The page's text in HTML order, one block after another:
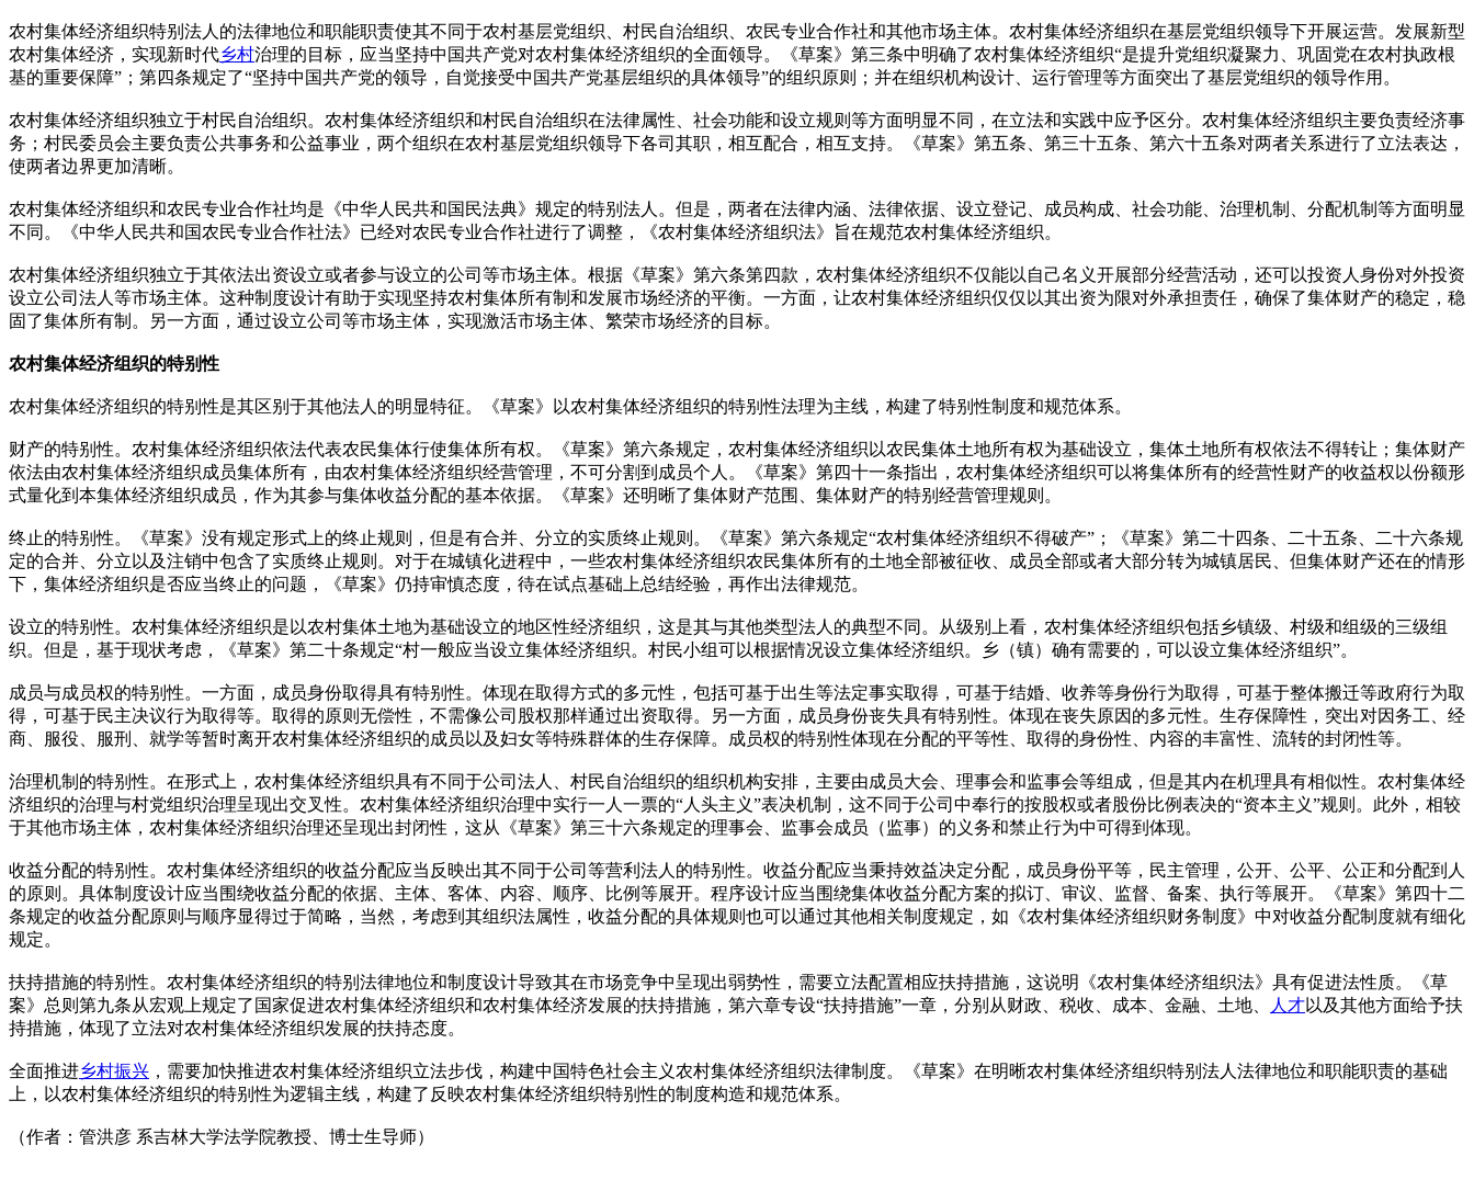
农村集体经济组织特别法人的法律地位和职能职责使其不同于农村基层党组织、村民自治组织、农民专业合作社和其他市场主体。农村集体经济组织在基层党组织领导下开展运营。发展新型
农村集体经济，实现新时代乡村治理的目标，应当坚持中国共产党对农村集体经济组织的全面领导。《草案》第三条中明确了农村集体经济组织“是提升党组织凝聚力、巩固党在农村执政根
基的重要保障”；第四条规定了“坚持中国共产党的领导，自觉接受中国共产党基层组织的具体领导”的组织原则；并在组织机构设计、运行管理等方面突出了基层党组织的领导作用。
农村集体经济组织独立于村民自治组织。农村集体经济组织和村民自治组织在法律属性、社会功能和设立规则等方面明显不同，在立法和实践中应予区分。农村集体经济组织主要负责经济事
务；村民委员会主要负责公共事务和公益事业，两个组织在农村基层党组织领导下各司其职，相互配合，相互支持。《草案》第五条、第三十五条、第六十五条对两者关系进行了立法表达，
使两者边界更加清晰。
农村集体经济组织和农民专业合作社均是《中华人民共和国民法典》规定的特别法人。但是，两者在法律内涵、法律依据、设立登记、成员构成、社会功能、治理机制、分配机制等方面明显
不同。《中华人民共和国农民专业合作社法》已经对农民专业合作社进行了调整，《农村集体经济组织法》旨在规范农村集体经济组织。
农村集体经济组织独立于其依法出资设立或者参与设立的公司等市场主体。根据《草案》第六条第四款，农村集体经济组织不仅能以自己名义开展部分经营活动，还可以投资人身份对外投资
设立公司法人等市场主体。这种制度设计有助于实现坚持农村集体所有制和发展市场经济的平衡。一方面，让农村集体经济组织仅仅以其出资为限对外承担责任，确保了集体财产的稳定，稳
固了集体所有制。另一方面，通过设立公司等市场主体，实现激活市场主体、繁荣市场经济的目标。
农村集体经济组织的特别性
农村集体经济组织的特别性是其区别于其他法人的明显特征。《草案》以农村集体经济组织的特别性法理为主线，构建了特别性制度和规范体系。
财产的特别性。农村集体经济组织依法代表农民集体行使集体所有权。《草案》第六条规定，农村集体经济组织以农民集体土地所有权为基础设立，集体土地所有权依法不得转让；集体财产
依法由农村集体经济组织成员集体所有，由农村集体经济组织经营管理，不可分割到成员个人。《草案》第四十一条指出，农村集体经济组织可以将集体所有的经营性财产的收益权以份额形
式量化到本集体经济组织成员，作为其参与集体收益分配的基本依据。《草案》还明晰了集体财产范围、集体财产的特别经营管理规则。
终止的特别性。《草案》没有规定形式上的终止规则，但是有合并、分立的实质终止规则。《草案》第六条规定“农村集体经济组织不得破产”；《草案》第二十四条、二十五条、二十六条规
定的合并、分立以及注销中包含了实质终止规则。对于在城镇化进程中，一些农村集体经济组织农民集体所有的土地全部被征收、成员全部或者大部分转为城镇居民、但集体财产还在的情形
下，集体经济组织是否应当终止的问题，《草案》仍持审慎态度，待在试点基础上总结经验，再作出法律规范。
设立的特别性。农村集体经济组织是以农村集体土地为基础设立的地区性经济组织，这是其与其他类型法人的典型不同。从级别上看，农村集体经济组织包括乡镇级、村级和组级的三级组
织。但是，基于现状考虑，《草案》第二十条规定“村一般应当设立集体经济组织。村民小组可以根据情况设立集体经济组织。乡（镇）确有需要的，可以设立集体经济组织”。
成员与成员权的特别性。一方面，成员身份取得具有特别性。体现在取得方式的多元性，包括可基于出生等法定事实取得，可基于结婚、收养等身份行为取得，可基于整体搬迁等政府行为取
得，可基于民主决议行为取得等。取得的原则无偿性，不需像公司股权那样通过出资取得。另一方面，成员身份丧失具有特别性。体现在丧失原因的多元性。生存保障性，突出对因务工、经
商、服役、服刑、就学等暂时离开农村集体经济组织的成员以及妇女等特殊群体的生存保障。成员权的特别性体现在分配的平等性、取得的身份性、内容的丰富性、流转的封闭性等。
治理机制的特别性。在形式上，农村集体经济组织具有不同于公司法人、村民自治组织的组织机构安排，主要由成员大会、理事会和监事会等组成，但是其内在机理具有相似性。农村集体经
济组织的治理与村党组织治理呈现出交叉性。农村集体经济组织治理中实行一人一票的“人头主义”表决机制，这不同于公司中奉行的按股权或者股份比例表决的“资本主义”规则。此外，相较
于其他市场主体，农村集体经济组织治理还呈现出封闭性，这从《草案》第三十六条规定的理事会、监事会成员（监事）的义务和禁止行为中可得到体现。
收益分配的特别性。农村集体经济组织的收益分配应当反映出其不同于公司等营利法人的特别性。收益分配应当秉持效益决定分配，成员身份平等，民主管理，公开、公平、公正和分配到人
的原则。具体制度设计应当围绕收益分配的依据、主体、客体、内容、顺序、比例等展开。程序设计应当围绕集体收益分配方案的拟订、审议、监督、备案、执行等展开。《草案》第四十二
条规定的收益分配原则与顺序显得过于简略，当然，考虑到其组织法属性，收益分配的具体规则也可以通过其他相关制度规定，如《农村集体经济组织财务制度》中对收益分配制度就有细化
规定。
扶持措施的特别性。农村集体经济组织的特别法律地位和制度设计导致其在市场竞争中呈现出弱势性，需要立法配置相应扶持措施，这说明《农村集体经济组织法》具有促进法性质。《草
案》总则第九条从宏观上规定了国家促进农村集体经济组织和农村集体经济发展的扶持措施，第六章专设“扶持措施”一章，分别从财政、税收、成本、金融、土地、
人才以及其他方面给予扶
持措施，体现了立法对农村集体经济组织发展的扶持态度。
全面推进乡村振兴 ，需要加快推进农村集体经济组织立法步伐，构建中国特色社会主义农村集体经济组织法律制度。《草案》在明晰农村集体经济组织特别法人法律地位和职能职责的基础
上，以农村集体经济组织的特别性为逻辑主线，构建了反映农村集体经济组织特别性的制度构造和规范体系。
（作者：管洪彦 系吉林大学法学院教授、博士生导师）